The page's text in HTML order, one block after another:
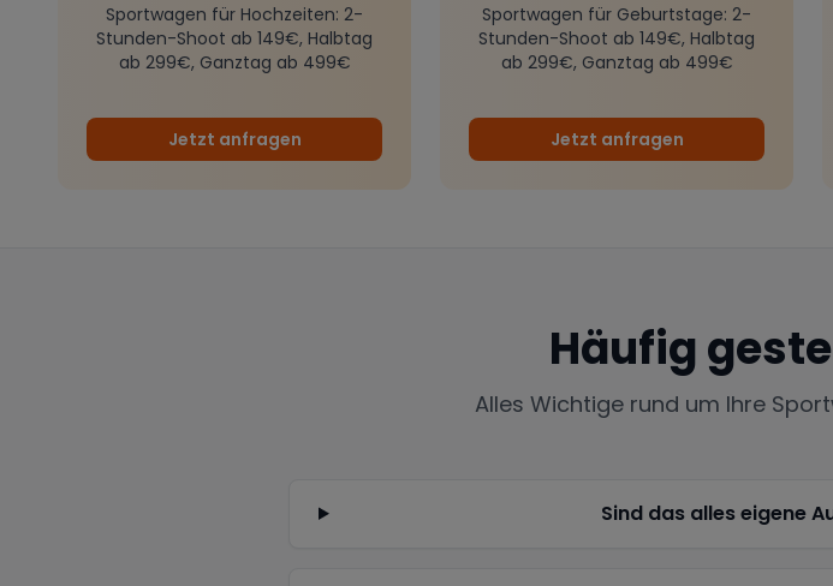
Sportwagen für Hochzeiten: 2-
Stunden-Shoot ab 149€, Halbtag
ab 299€, Ganztag ab 499€
Jetzt anfragen
Sportwagen für Geburtstage: 2-
Stunden-Shoot ab 149€, Halbtag
ab 299€, Ganztag ab 499€
Jetzt anfragen
Häufig
Alles Wichtige rund um Ihre
Sind das alles eigene